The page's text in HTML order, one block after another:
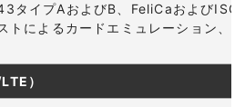
タイプAおよびB、FeliCaおよび
トによるカードエミュレーション、
）